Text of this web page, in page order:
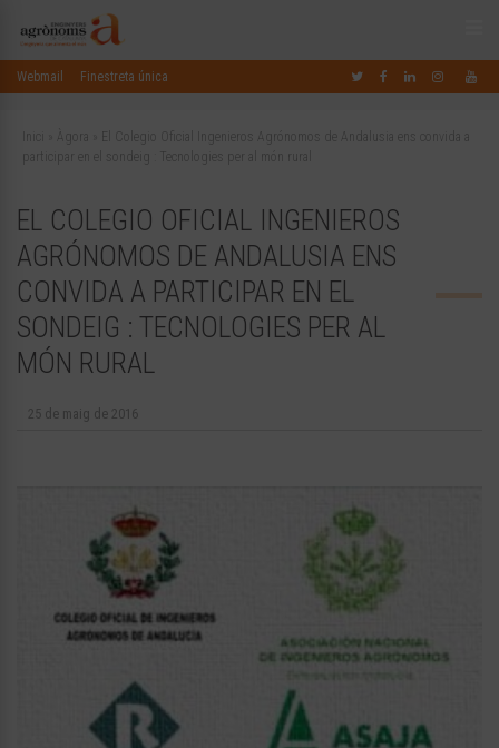
Webmail Finestreta única
Inici Àgora
El Colegio Oficial Ingenieros Agrónomos de Andalusia ens convida a
participar en el sondeig : Tecnologies per al món rural
EL COLEGIO OFICIAL INGENIEROS
AGRÓNOMOS DE ANDALUSIA ENS
CONVIDA A PARTICIPAR EN EL
SONDEIG : TECNOLOGIES PER AL
MÓN RURAL
25 de maig de 2016